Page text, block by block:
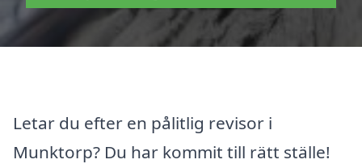
Letar du efter en pålitlig revisor i
Munktorp? Du har kommit till rätt ställe!